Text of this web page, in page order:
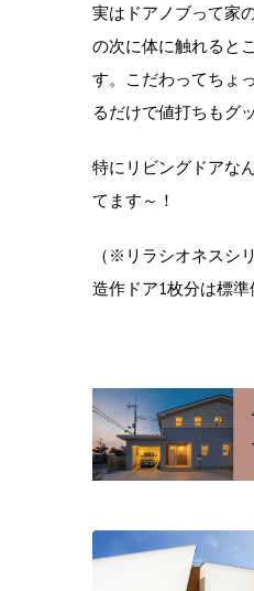
実はドアノブって家
の次に体に触れると
す。こだわってちょ
るだけで値打ちもグ
特にリビングドアな
てます～！
（※リラシオネスシ
造作ドア1枚分は標準